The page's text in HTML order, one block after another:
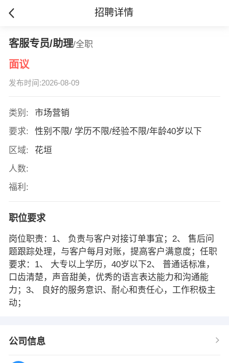
招聘详情
客服专员/助理/全职
面议
发布时间:2026-08-09
类别:
市场营销
要求:
性别不限/ 学历不限/经验不限/年龄40岁以下
区域:
花垣
人数:
福利:
职位要求
岗位职责：1、 负责与客户对接订单事宜；2、 售后问
题跟踪处理，与客户每月对账，提高客户满意度；任职
要求：1、 大专以上学历，40岁以下2、 普通话标准，
口齿清楚，声音甜美，优秀的语言表达能力和沟通能
力；3、 良好的服务意识、耐心和责任心，工作积极主
动；
公司信息